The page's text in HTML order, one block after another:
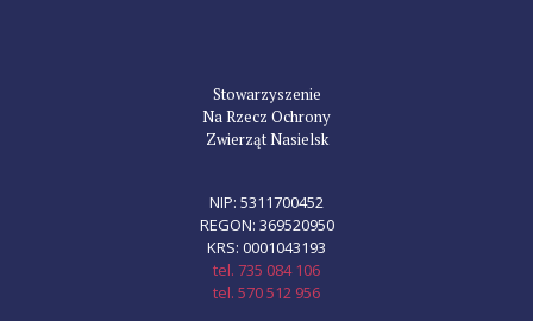
Stowarzyszenie
Na Rzecz Ochrony
Zwierząt Nasielsk
NIP: 5311700452
REGON: 369520950
KRS: 0001043193
tel. 735 084 106
tel. 570 512 956